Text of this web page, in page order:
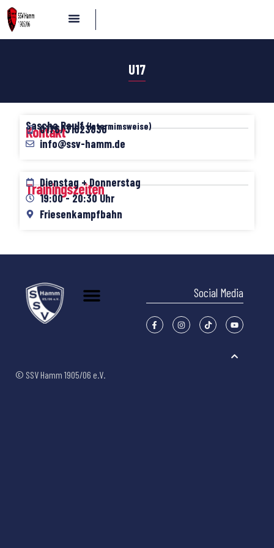
U17
Kontakt
Sascha Raulf(Intermimsweise)
0176/31623836
info@ssv-hamm.de
Trainingszeiten
Dienstag + Donnerstag
19:00 - 20:30 Uhr
Friesenkampfbahn
Social Media
© SSV Hamm 1905/06 e.V.